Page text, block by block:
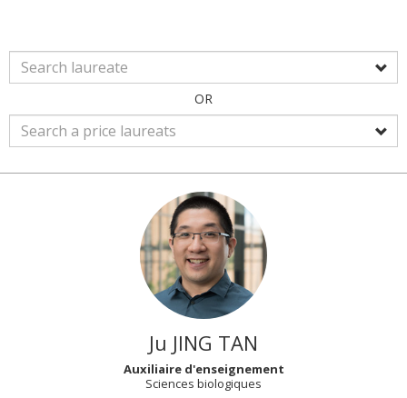
OR
Ju JING TAN
Auxiliaire d'enseignement
Sciences biologiques